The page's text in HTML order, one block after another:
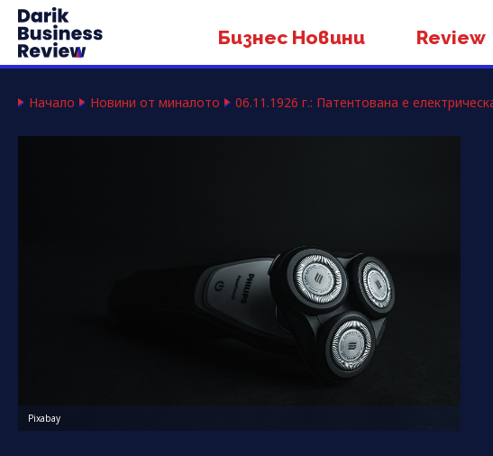
Бизнес Новини Review
Начало Новини от миналото 06.11.1926 г.: Патентована е
Pixabay